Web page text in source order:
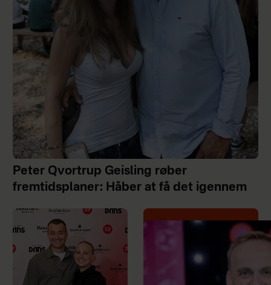
Peter Qvortrup Geisling røber
fremtidsplaner: Håber at få det igennem